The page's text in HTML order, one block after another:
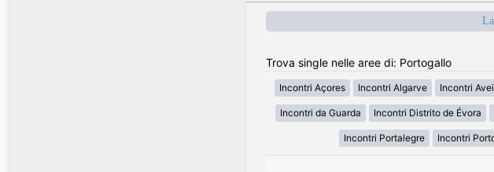
Trova single nelle aree di: Portogallo
Incontri Açores Incontri Algarve Incontri
Incontri da Guarda Incontri Distrito de Évora
Incontri Portalegre Incontri